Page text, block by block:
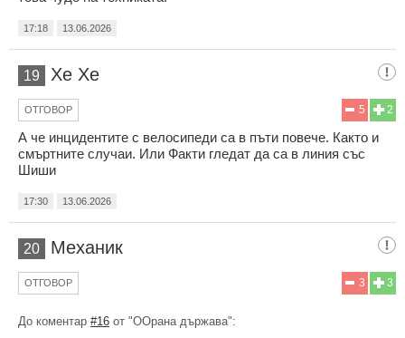
17:18 13.06.2026
19 Хе Хе
2
5
ОТГОВОР
А че инцидентите с велосипеди са в пъти повече. Както и
смъртните случаи. Или Факти гледат да са в линия със
Шиши
17:30 13.06.2026
20 Механик
3
3
ОТГОВОР
До коментар #16 от "ООрана държава":